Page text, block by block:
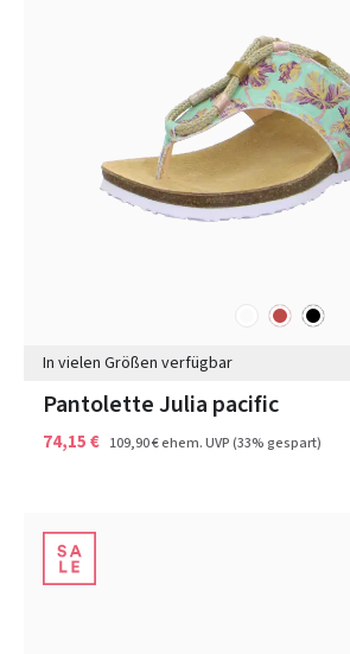
sonstige
rot schwarz
In vielen Größen verfügbar
Pantolette Julia pacific
74,15 € 109,90 €ehem. UVP(33% gespart)